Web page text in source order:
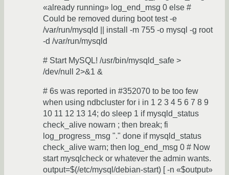
«already running» log_end_msg 0 else #
Could be removed during boot test -e
/var/run/mysqld || install -m 755 -o mysql -g root
-d /var/run/mysqld
# Start MySQL! /usr/bin/mysqld_safe >
/dev/null 2>&1 &
# 6s was reported in #352070 to be too few
when using ndbcluster for i in 1 2 3 4 5 6 7 8 9
10 11 12 13 14; do sleep 1 if mysqld_status
check_alive nowarn ; then break; fi
log_progress_msg "." done if mysqld_status
check_alive warn; then log_end_msg 0 # Now
start mysqlcheck or whatever the admin wants.
output=$(/etc/mysql/debian-start) [ -n «$output»